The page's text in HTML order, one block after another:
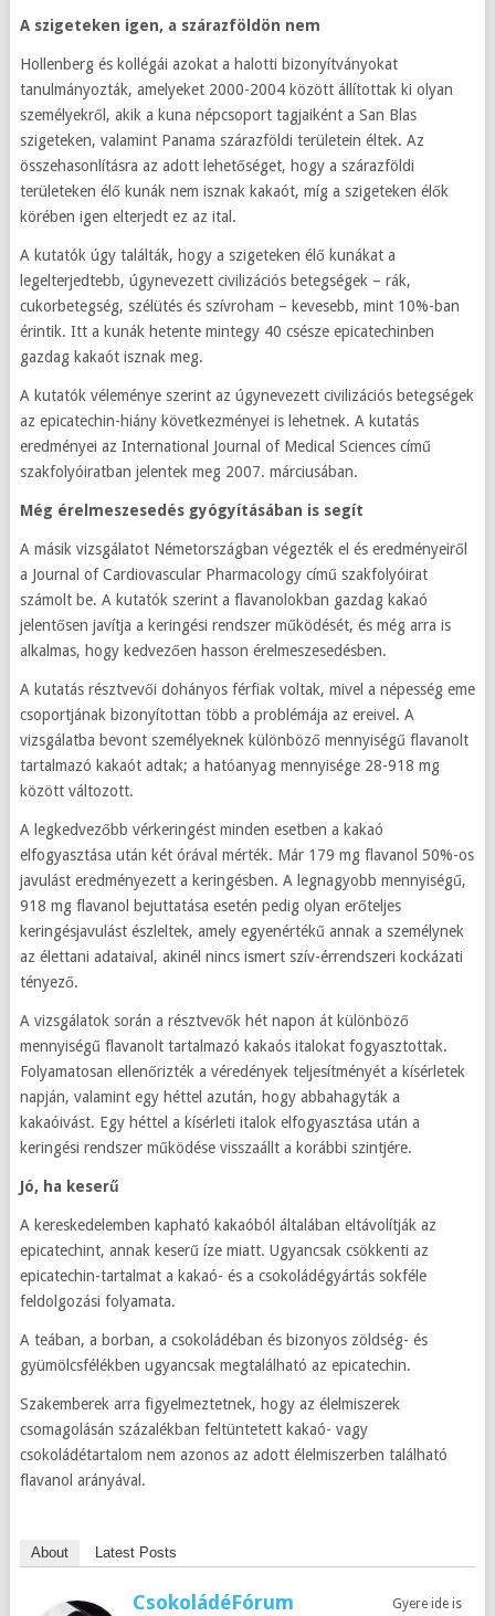
A szigeteken igen, a szárazföldön nem
Hollenberg és kollégái azokat a halotti bizonyítványokat
tanulmányozták, amelyeket 2000-2004 között állítottak ki olyan
személyekről, akik a kuna népcsoport tagjaiként a San Blas
szigeteken, valamint Panama szárazföldi területein éltek. Az
összehasonlításra az adott lehetőséget, hogy a szárazföldi
területeken élő kunák nem isznak kakaót, míg a szigeteken élők
körében igen elterjedt ez az ital.
A kutatók úgy találták, hogy a szigeteken élő kunákat a
legelterjedtebb, úgynevezett civilizációs betegségek – rák,
cukorbetegség, szélütés és szívroham – kevesebb, mint 10%-ban
érintik. Itt a kunák hetente mintegy 40 csésze epicatechinben
gazdag kakaót isznak meg.
A kutatók véleménye szerint az úgynevezett civilizációs betegségek
az epicatechin-hiány következményei is lehetnek. A kutatás
eredményei az International Journal of Medical Sciences című
szakfolyóiratban jelentek meg 2007. márciusában.
Még érelmeszesedés gyógyításában is segít
A másik vizsgálatot Németországban végezték el és eredményeiről
a Journal of Cardiovascular Pharmacology című szakfolyóirat
számolt be. A kutatók szerint a flavanolokban gazdag kakaó
jelentősen javítja a keringési rendszer működését, és még arra is
alkalmas, hogy kedvezően hasson érelmeszesedésben.
A kutatás résztvevői dohányos férfiak voltak, mivel a népesség eme
csoportjának bizonyítottan több a problémája az ereivel. A
vizsgálatba bevont személyeknek különböző mennyiségű flavanolt
tartalmazó kakaót adtak; a hatóanyag mennyisége 28-918 mg
között változott.
A legkedvezőbb vérkeringést minden esetben a kakaó
elfogyasztása után két órával mérték. Már 179 mg flavanol 50%-os
javulást eredményezett a keringésben. A legnagyobb mennyiségű,
918 mg flavanol bejuttatása esetén pedig olyan erőteljes
keringésjavulást észleltek, amely egyenértékű annak a személynek
az élettani adataival, akinél nincs ismert szív-érrendszeri kockázati
tényező.
A vizsgálatok során a résztvevők hét napon át különböző
mennyiségű flavanolt tartalmazó kakaós italokat fogyasztottak.
Folyamatosan ellenőrizték a véredények teljesítményét a kísérletek
napján, valamint egy héttel azután, hogy abbahagyták a
kakaóivást. Egy héttel a kísérleti italok elfogyasztása után a
keringési rendszer működése visszaállt a korábbi szintjére.
Jó, ha keserű
A kereskedelemben kapható kakaóból általában eltávolítják az
epicatechint, annak keserű íze miatt. Ugyancsak csökkenti az
epicatechin-tartalmat a kakaó- és a csokoládégyártás sokféle
feldolgozási folyamata.
A teában, a borban, a csokoládéban és bizonyos zöldség- és
gyümölcsfélékben ugyancsak megtalálható az epicatechin.
Szakemberek arra figyelmeztetnek, hogy az élelmiszerek
csomagolásán százalékban feltüntetett kakaó- vagy
csokoládétartalom nem azonos az adott élelmiszerben található
flavanol arányával.
About Latest Posts
Gyere ide is
CsokoládéFórum